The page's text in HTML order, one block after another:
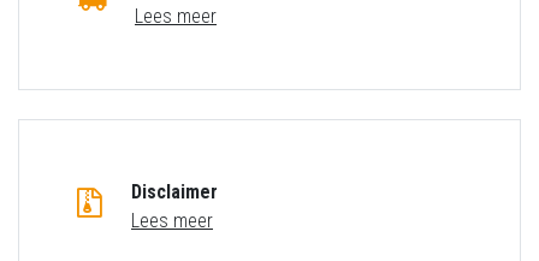
Lees meer
Disclaimer
Lees meer